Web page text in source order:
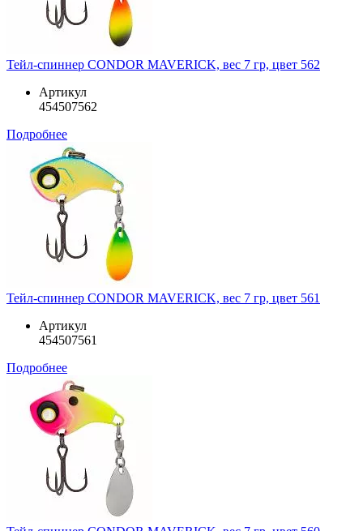
Тейл-спиннер CONDOR MAVERICK, вес 7 гр, цвет 562
Артикул
454507562
Подробнее
Тейл-спиннер CONDOR MAVERICK, вес 7 гр, цвет 561
Артикул
454507561
Подробнее